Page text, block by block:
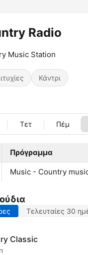
Radio
Music Station
Κάντρι
Τετ Πέμ
Πρόγραμμα
Music - Country
Τελευταίες 30
Classic